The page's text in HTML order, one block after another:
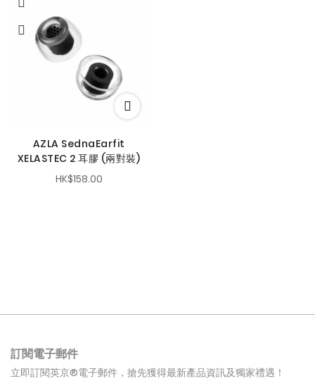
AZLA SednaEarfit
XELASTEC 2 耳膠 (兩對裝)
HK$158.00
訂閱電子郵件
立即訂閱英京®電子郵件，搶先獲得最新產品資訊及獨家禮遇！